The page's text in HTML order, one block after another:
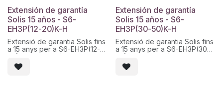
Warranty - 15.
Extensión de garantía
Solis 15 años - S6-
EH3P(12-20)K-H
Extensió de garantia Solis fins
a 15 anys per a S6-EH3P(12-
20)K-H. Servei tècnic d
´ampliació de cobertura
oficial i activació digital. Codi
Extensión de garantía
Solis 15 años - S6-
EH3P(30-50)K-H
Extensió de garantia Solis fins
a 15 anys per a S6-EH3P(30-
50)K-H. Servei tècnic d
´ampliació de cobertura
oficial i activació digital. Codi